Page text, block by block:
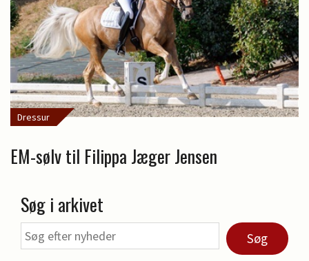
Dressur
EM-sølv til Filippa Jæger Jensen
Søg i arkivet
Søg